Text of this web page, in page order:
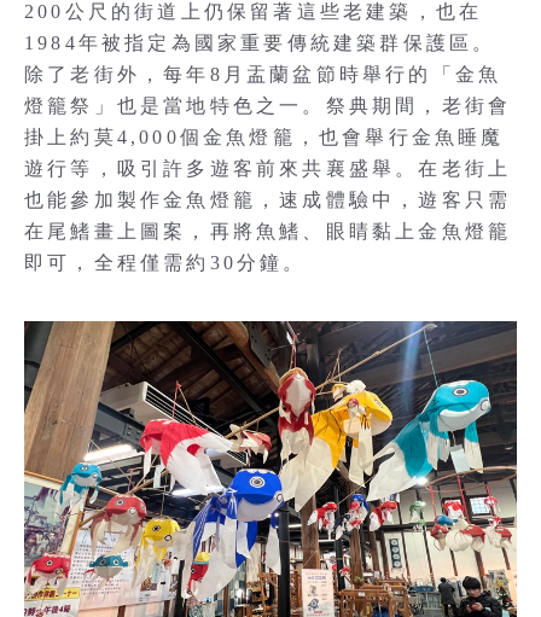
200公尺的街道上仍保留著這些老建築，也在
1984年被指定為國家重要傳統建築群保護區。
除了老街外，每年8月盂蘭盆節時舉行的「金魚
燈籠祭」也是當地特色之一。祭典期間，老街會
掛上約莫4,000個金魚燈籠，也會舉行金魚睡魔
遊行等，吸引許多遊客前來共襄盛舉。在老街上
也能參加製作金魚燈籠，速成體驗中，遊客只需
在尾鰭畫上圖案，再將魚鰭、眼睛黏上金魚燈籠
即可，全程僅需約30分鐘。